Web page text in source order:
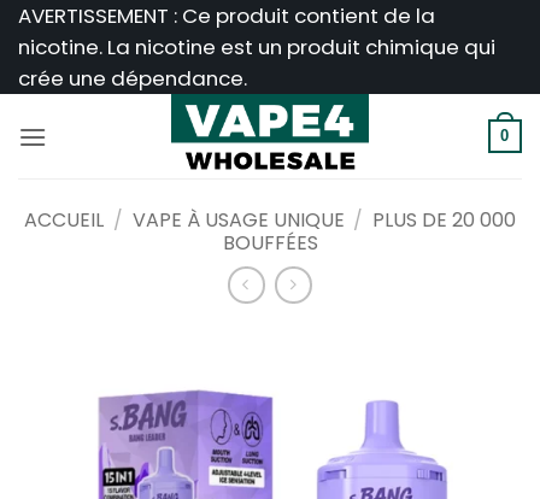
Passer
au
contenu
AVERTISSEMENT : Ce produit contient de la
nicotine. La nicotine est un produit chimique qui
crée une dépendance.
0
ACCUEIL / VAPE À USAGE UNIQUE / PLUS DE 20 000
BOUFFÉES